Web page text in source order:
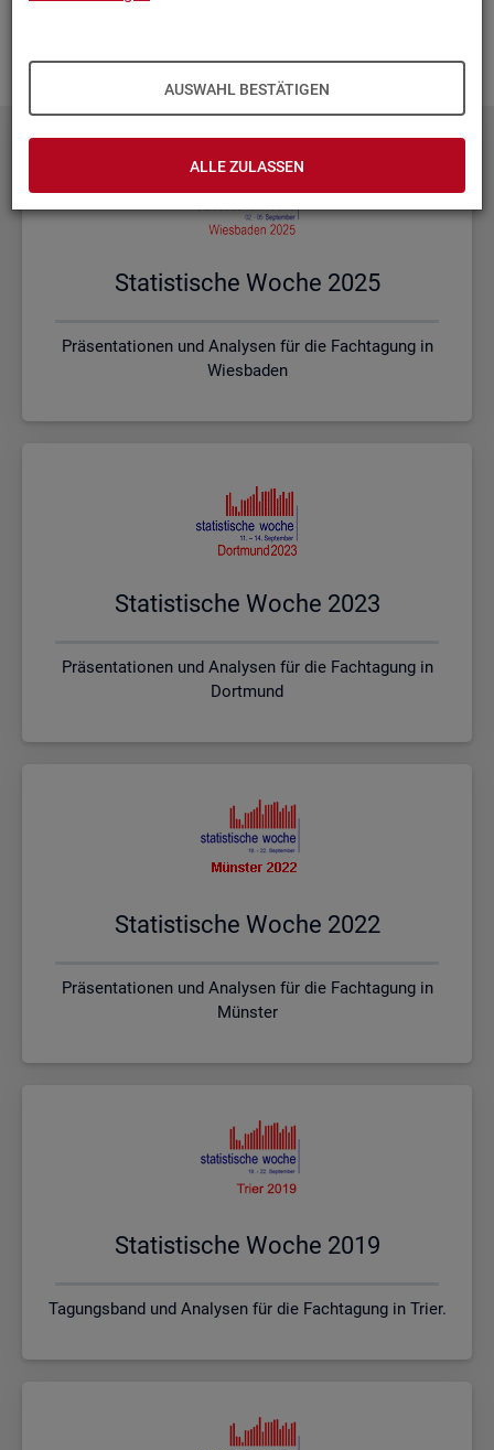
AUSWAHL BESTÄTIGEN
ALLE ZULASSEN
Sta­tis­ti­sche Woche 2025
Präsentationen und Analysen für die Fachtagung in
Wiesbaden
Sta­tis­ti­sche Woche 2023
Präsentationen und Analysen für die Fachtagung in
Dortmund
Sta­tis­ti­sche Woche 2022
Präsentationen und Analysen für die Fachtagung in
Münster
Sta­tis­ti­sche Woche 2019
Tagungsband und Analysen für die Fachtagung in Trier.